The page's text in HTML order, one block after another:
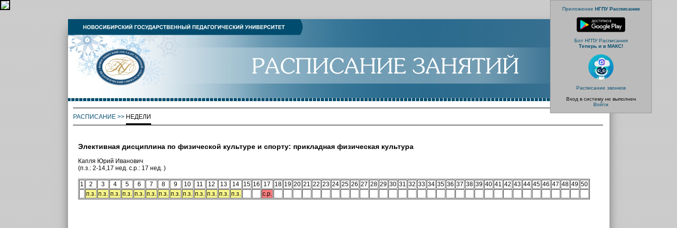
Приложение НГПУ Расписание
Бот НГПУ Расписания
Теперь и в МАКС!
Расписание звонков
Вход в систему не выполнен
Войти
РАСПИСАНИЕ>> НЕДЕЛИ
Элективная дисциплина по физической культуре и спорту: прикладная физическая культура
Капля Юрий Иванович
(п.з.: 2-14,17 нед. с.р.: 17 нед. )
1 2 3 4 5 6 7 8 9 10 11 12 13 14 15 16 17 18 19 20 21 22 23 24 25 26 27 28 29 30 31 32 33 34 35 36 37 38 39 40 41 42 43 44 45 46 47 48 49 50
п.з. п.з. п.з. п.з. п.з. п.з. п.з. п.з. п.з. п.з. п.з. п.з. п.з. с.р.